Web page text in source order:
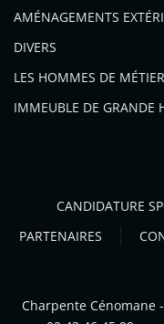
AMÉNAGEMENTS
DIVERS
LES HOMMES DE MÉTIER
IMMEUBLE DE GRANDE
CANDIDATURE
PARTENAIRES
Charpente Cénomane